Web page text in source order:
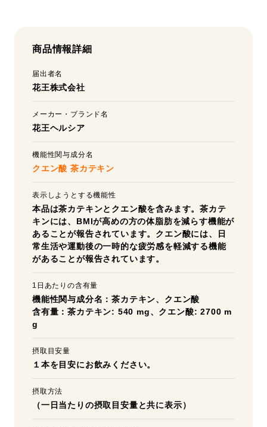
商品情報詳細
届出者名
花王株式会社
メーカー・ブランド名
花王ヘルシア
機能性関与成分名
クエン酸 茶カテキン
表示しようとする機能性
本品は茶カテキンとクエン酸を含みます。茶カテ
キンには、BMIが高めの方の体脂肪を減らす機能が
あることが報告されています。クエン酸には、日
常生活や運動後の一時的な疲労感を軽減する機能
があることが報告されています。
1日あたりの含有量
機能性関与成分名：茶カテキン、クエン酸
含有量：茶カテキン: 540 mg、クエン酸: 2700 m
g
摂取目安量
１本を目安にお飲みください。
摂取方法
（一日当たりの摂取目安量と共に表示）